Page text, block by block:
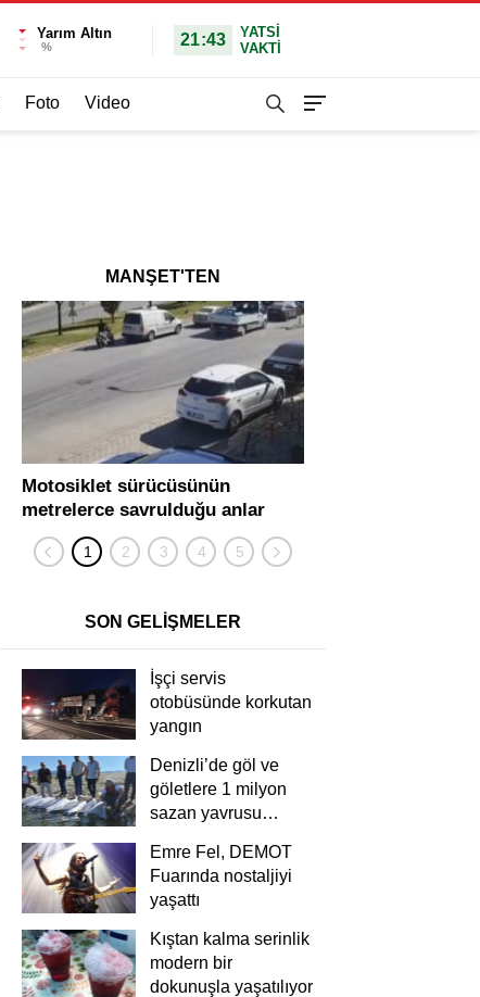
Yarım Altın
% 21:43
YATSI
VAKTİ
Foto Video
MANŞET'TEN
Motosiklet sürücüsünün
metrelerce savrulduğu anlar
güvenlik kamerasında
SON GELİŞMELER
İşçi servis
otobüsünde korkutan
yangın
Denizli’de göl ve
göletlere 1 milyon
sazan yavrusu
Emre Fel, DEMOT
Fuarında nostaljiyi
yaşattı
Kıştan kalma serinlik
modern bir
dokunuşla yaşatılıyor